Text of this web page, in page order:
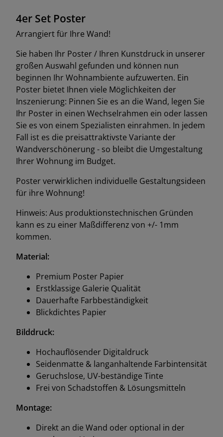
4er Set Poster
Arrangiert für Ihre Wand!
Sie haben Ihr Poster / Ihren Kunstdruck in unserer
großen Auswahl gefunden und können nun
beginnen Ihr Wohnambiente aufzuwerten. Ein
Poster bietet Ihnen viele Möglichkeiten der
Inszenierung: Pinnen Sie es an die Wand, legen Sie
Ihr Poster in einen Wechselrahmen ein oder lassen
Sie es von einem Spezialisten einrahmen. In jedem
Fall ist es die preisattraktivste Variante der
Wandverschönerung - so bleibt die Umgestaltung
Ihrer Wohnung im Budget.
Poster verwirklichen individuelle Gestaltungsideen
für ihre Wohnung!
Hinweis: Aus produktionstechnischen Gründen
kann es zu einer Maßdifferenz von +/- 1mm
kommen.
Material:
Premium Poster Papier
Erstklassige Galerie Qualität
Dauerhafte Farbbeständigkeit
Blickdichtes Papier
Bilddruck:
Hochauflösender Digitaldruck
Seidenmatte & langanhaltende Farbintensität
Geruchslose, UV-beständige Tinte
Frei von Schadstoffen & Lösungsmitteln
Montage:
Direkt an die Wand oder optional in der